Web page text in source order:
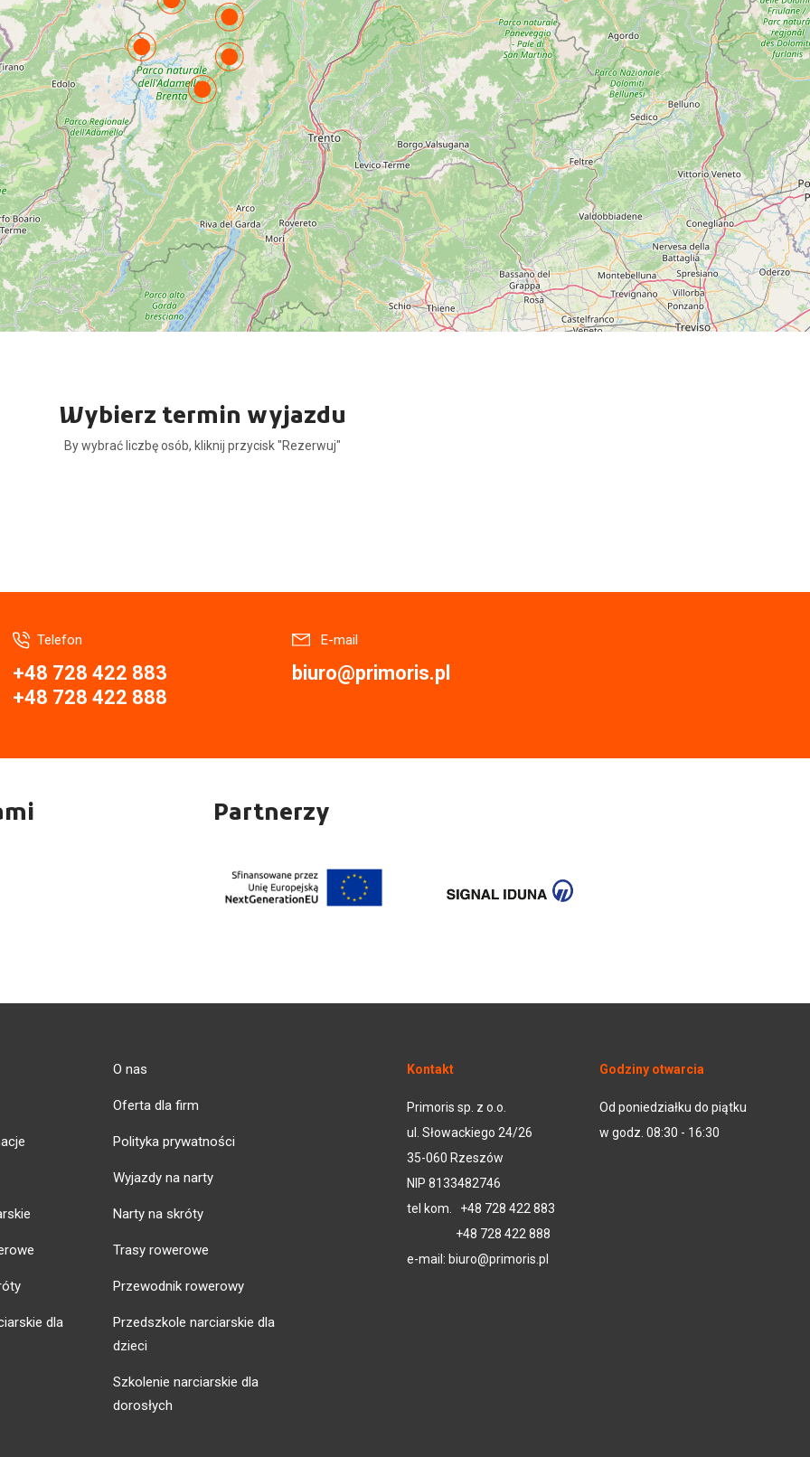
Wybierz termin wyjazdu
By wybrać liczbę osób, kliknij przycisk "Rezerwuj"
Telefon
+48 728 422 883
+48 728 422 888
E-mail
biuro@primoris.pl
Partnerzy
O nas
Oferta dla firm
Polityka prywatności
Wyjazdy na narty
Narty na skróty
Trasy rowerowe
Przewodnik rowerowy
dla
Przedszkole narciarskie dla
dzieci
Szkolenie narciarskie dla
dorosłych
Kontakt
Primoris sp. z o.o.
ul. Słowackiego 24/26
35-060 Rzeszów
NIP 8133482746
tel kom. +48 728 422 883
+48 728 422 888
e-mail: biuro@primoris.pl
Godziny otwarcia
Od poniedziałku do piątku
w godz. 08:30 - 16:30